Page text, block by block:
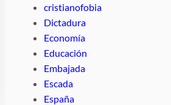
cristianofobia
Dictadura
Economía
Educación
Embajada
Escada
España